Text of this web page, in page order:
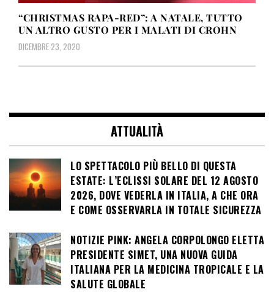
“CHRISTMAS RAPA-RED”: A NATALE, TUTTO
UN ALTRO GUSTO PER I MALATI DI CROHN
DICEMBRE 23, 2020
ATTUALITÀ
LO SPETTACOLO PIÙ BELLO DI QUESTA
ESTATE: L’ECLISSI SOLARE DEL 12 AGOSTO
2026, DOVE VEDERLA IN ITALIA, A CHE ORA
E COME OSSERVARLA IN TOTALE SICUREZZA
NOTIZIE PINK: ANGELA CORPOLONGO ELETTA
PRESIDENTE SIMET, UNA NUOVA GUIDA
ITALIANA PER LA MEDICINA TROPICALE E LA
SALUTE GLOBALE